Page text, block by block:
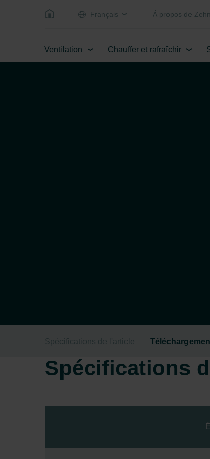
Français Á propos de
Ventilation Chauffer et rafraîchir
Spécifications de l'article
Spécifications